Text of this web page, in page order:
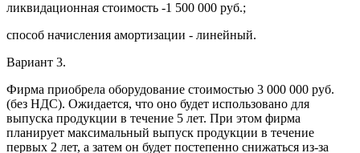
ликвидационная стоимость -1 500 000 руб.;
способ начисления амортизации - линейный.
Вариант 3.
Фирма приобрела оборудование стоимостью 3 000 000 руб.
(без НДС). Ожидается, что оно будет использовано для
выпуска продукции в течение 5 лет. При этом фирма
планирует максимальный выпуск продукции в течение
первых 2 лет, а затем он будет постепенно снижаться из-за